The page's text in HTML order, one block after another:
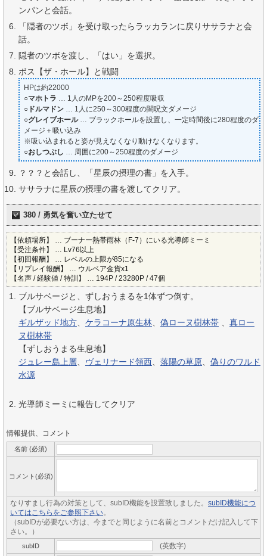
ンパンと会話。
「隠者のツボ」を受け取ったらラッカランに戻りササラナと会
話。
隠者のツボを渡し、「はい」を選択。
ボス【ザ・ホール】と戦闘
HPは約22000
○マホトラ … 1人のMPを200～250程度吸収
○ ドルマドン … 1人に250～300程度の闇呪文ダメージ
○グレイブホール… ブラックホールを設置し、一定時間後に280程度のダ
メージ＋吸い込み
※吸い込まれると姿が見えなくなり動けなくなります。
○おしつぶし … 周囲に200～250程度のダメージ
？？？と会話し、「星辰の摂理の書」を入手。
ササラナに星辰の摂理の書を渡してクリア。
380 / 勇気を奮い立たせて
【依頼場所】 … ブーナー熱帯雨林（F-7）にいる光導師ミーミ
【受注条件】 … Lv76以上
【初回報酬】 … レベルの上限が85になる
【リプレイ報酬】 … ウルベア金貨x1
【名声 / 経験値 / 特訓】 … 194P / 23280P / 47個
ブルサベージと、ずしおうまるを1体ずつ倒す。
【ブルサベージ生息地】
ギルザッド地方
ケラコーナ原生林 偽ローヌ樹林帯
真ロー
ヌ樹林帯
【ずしおうまる生息地】
ジュレー島上層
ヴェリナード領西 落陽の草原
偽りのワルド
水源
光導師ミーミに報告してクリア
情報提供、コメント
名前 (必須)
コメント(必須)
なりすまし行為の対策として、subID機能を設置致しました。 subID機能につ
いてはこちらをご参照下さい。
（subIDが必要ない方は、今までと同じように名前とコメントだけ記入して下
さい。）
subID (英数字)